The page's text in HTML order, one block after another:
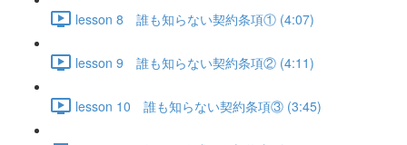
lesson 8 誰も知らない契約条項① (4:07)
lesson 9 誰も知らない契約条項② (4:11)
lesson 10 誰も知らない契約条項③ (3:45)